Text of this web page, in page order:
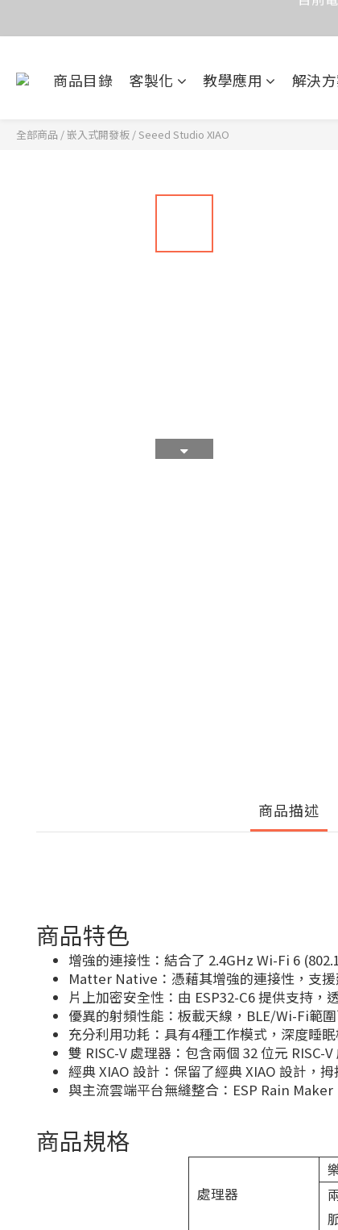
目前
商品目錄 客製化 教學應用 解決
全部商品 /嵌入式開發板 /Seeed Studio XIAO
商品描述
商品特色
增強的連接性：結合了 2.4GHz Wi-Fi 6
Matter Native：憑藉其增強的連接性，支
片上加密安全性：由 ESP32-C6 提供支持
優異的射頻性能：板載天線，BLE/Wi-Fi範
充分利用功耗：具有4種工作模式，深度睡
雙 RISC-V 處理器：包含兩個 32 位元
經典 XIAO 設計：保留了經典 XIAO 設計，
與主流雲端平台無縫整合：ESP Rain
商品規格
處理器